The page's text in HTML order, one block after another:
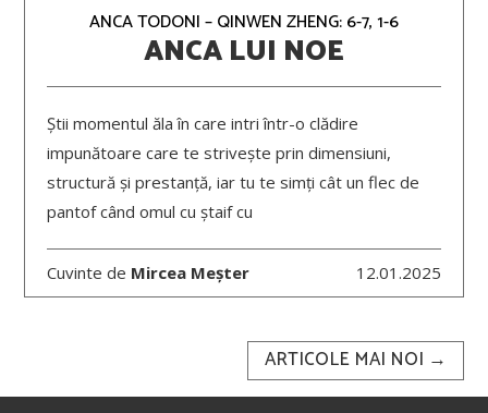
ANCA TODONI – QINWEN ZHENG: 6-7, 1-6
ANCA LUI NOE
Știi momentul ăla în care intri într-o clădire
impunătoare care te strivește prin dimensiuni,
structură și prestanță, iar tu te simți cât un flec de
pantof când omul cu ștaif cu
Cuvinte de Mircea Meșter 12.01.2025
navigation
ARTICOLE MAI NOI →